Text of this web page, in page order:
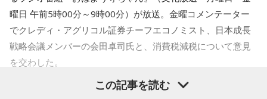
小林：だらだら祭りはやっぱり賑やかですか？
三輪田：はい。この辺りは生姜の名産地だったので、お祭り
の期間に生姜を出店で販売していただいておりました。生姜
は邪気を払う効果がある縁起の良いものとされていて、今で
一蔵 「もう言いましたよ。もうノーギャラでもいいぐらい。
もう盛り上げますよ、本当」
一蔵 「だからね、この記事を読んだら「AIを駆使して盛り上
げていく」とか」
水谷「おお～」
「これね、楽しんでやってほしいなってものすごい思
曜日 午前5時00分～9時00分）が放送。金曜コメンテーター
でクレディ・アグリコル証券チーフエコノミスト、日本成長
戦略会議メンバーの会田卓司氏と、消費税減税について意見
を交わした。
寺島「高市政権が閣議決定した消費税の減税方針が、日米関
この記事を読む